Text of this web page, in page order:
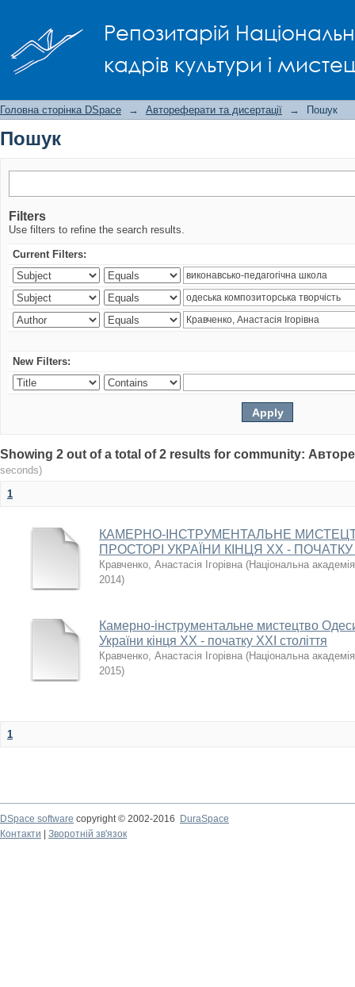
Репозитарій
кадрів культури і
Головна сторінка DSpace → Автореферати та дисертації → Пошук
Пошук
Filters
Use filters to refine the search results.
Current Filters:
New Filters:
Showing 2 out of a total of 2 results for community:
seconds)
1
КАМЕРНО-ІНСТРУМЕНТАЛЬНЕ
ПРОСТОРІ УКРАЇНИ КІНЦЯ ХХ - ПОЧАТКУ
Кравченко, Анастасія Ігорівна (Національна
2014)
Камерно-інструментальне мистецтво
України кінця ХХ - початку ХХІ століття
Кравченко, Анастасія Ігорівна (Національна
2015)
1
DSpace software copyright © 2002-2016
DuraSpace
Контакти
Зворотній зв'язок